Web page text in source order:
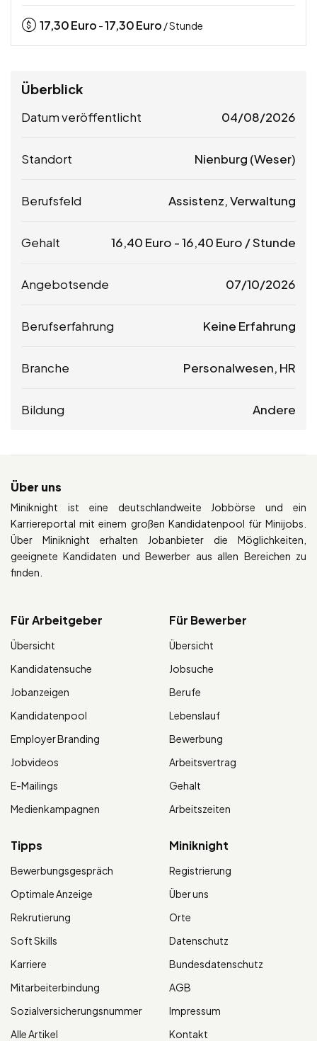
17,30Euro -17,30Euro / Stunde
Überblick
Datum veröffentlicht 04/08/2026
Standort Nienburg (Weser)
Berufsfeld Assistenz, Verwaltung
Gehalt 16,40 Euro -16,40 Euro / Stunde
Angebotsende 07/10/2026
Berufserfahrung Keine Erfahrung
Branche Personalwesen, HR
Bildung Andere
Über uns
Miniknight ist eine deutschlandweite Jobbörse und ein
Karriereportal mit einem großen Kandidatenpool für Minijobs.
Über Miniknight erhalten Jobanbieter die Möglichkeiten,
geeignete Kandidaten und Bewerber aus allen Bereichen zu
finden.
Für Arbeitgeber
Übersicht
Kandidatensuche
Jobanzeigen
Kandidatenpool
Employer Branding
Jobvideos
E-Mailings
Medienkampagnen
Für Bewerber
Übersicht
Jobsuche
Berufe
Lebenslauf
Bewerbung
Arbeitsvertrag
Gehalt
Arbeitszeiten
Tipps
Bewerbungsgespräch
Optimale Anzeige
Rekrutierung
Soft Skills
Karriere
Mitarbeiterbindung
Sozialversicherungsnummer
Alle Artikel
Miniknight
Registrierung
Über uns
Orte
Datenschutz
Bundesdatenschutz
AGB
Impressum
Kontakt